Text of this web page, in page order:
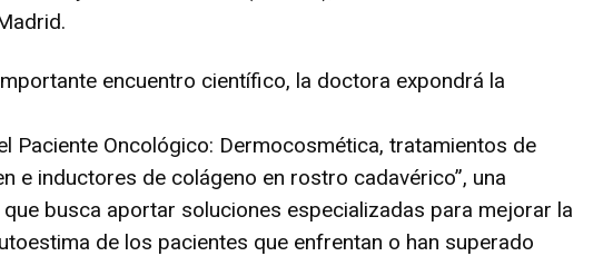
encuentro científico, la doctora expondrá la
Paciente Oncológico: Dermocosmética, tratamientos de
e inductores de colágeno en rostro cadavérico”, una
busca aportar soluciones especializadas para mejorar la
de los pacientes que enfrentan o han superado